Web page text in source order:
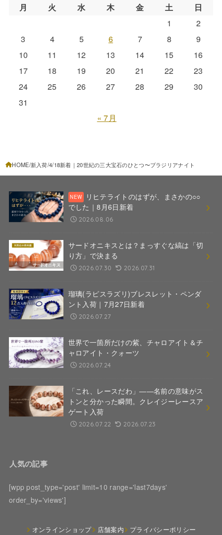
月
火 水 木 金 土
日
1
2
3
4 5 6 7 8
9
10
11 12 13 14 15
16
17
18 19 20 21 22
23
24
25 26 27 28 29
30
31
« 7月
HOME 新入荷 4/18新着｜20世紀の三大宝石のひとつ〜ブラジリアナイト
リヒテライトのはずが、まさかの○○
でした｜8月6日新着
2026.08.06
サードオニキスとは？まっすぐな縞は「切
り方」で決まる
2026.07.30 2026.07.31
瑠璃(ラピスラズリ)ブレスレット・ペンダ
ント入荷｜7月27日新着
2026.07.27
世界で一箇所だけの紫、チャロアイト＆チ
ャロアイト・クォーツ
2026.07.24
「これ、レースだわ」――名前の意味がス
トンと分かった瞬間。クレイジーレースア
ゲート入荷
2026.07.22 2026.07.23
人気の記事
[wpp post_type='post' limit=10 range='last7days'
order_by='views']
オンラインショップ 店舗案内 プライバシーポリシー